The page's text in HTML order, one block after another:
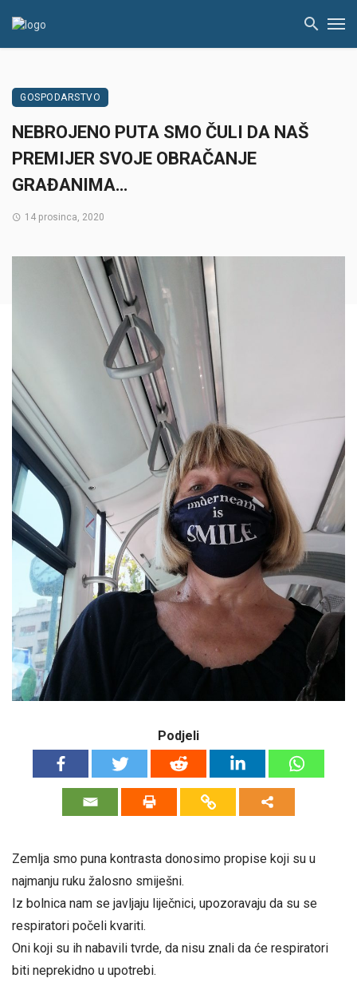
GOSPODARSTVO
NEBROJENO PUTA SMO ČULI DA NAŠ
PREMIJER SVOJE OBRAČANJE
GRAĐANIMA…
14 prosinca, 2020
Podjeli
Zemlja smo puna kontrasta donosimo propise koji su u
najmanju ruku žalosno smiješni.
Iz bolnica nam se javljaju liječnici, upozoravaju da su se
respiratori počeli kvariti.
Oni koji su ih nabavili tvrde, da nisu znali da će respiratori
biti neprekidno u upotrebi.